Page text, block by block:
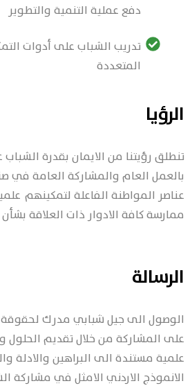
دفع عملية التنمية والتطوير
تدريب الشباب على أدوات
المتعددة
الرؤيا
تنطلق رؤيتنا من الايمان بقدرة الشباب
بالعمل العام والمشاركة العامة في
عناصر المواطنة الفاعلة لتمكينهم
ممارسة كافة الادوار ذات العلاقة
الرسالة
الوصول الى جيل شبابي مدرك لحقوقة
على المشاركة من خلال تقديم
علمية مستندة الى البراهين والادلة
الانموذج الاردني الامثل في مشاركة